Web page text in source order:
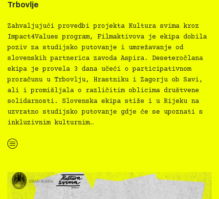
Trbovlje
Zahvaljujući provedbi projekta Kultura svima kroz
Impact4Values program, Filmaktivova je ekipa dobila
poziv za studijsko putovanje i umrežavanje od
slovenskih partnerica zavoda Aspira. Deseteročlana
ekipa je provela 3 dana učeći o participativnom
proračunu u Trbovlju, Hrastniku i Zagorju ob Savi,
ali i promišljala o različitim oblicima društvene
solidarnosti. Slovenska ekipa stiže i u Rijeku na
uzvratno studijsko putovanje gdje će se upoznati s
inkluzivnim kulturnim…
“Kultura svima vijeće na studijskom putovanju u Trbovlje”